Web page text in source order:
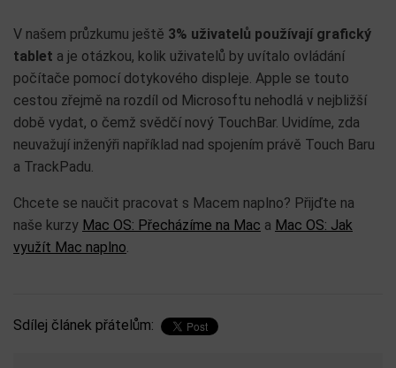
V našem průzkumu ještě 3% uživatelů používají grafický
tablet a je otázkou, kolik uživatelů by uvítalo ovládání
počítače pomocí dotykového displeje. Apple se touto
cestou zřejmě na rozdíl od Microsoftu nehodlá v nejbližší
době vydat, o čemž svědčí nový TouchBar. Uvidíme, zda
neuvažují inženýři například nad spojením právě Touch Baru
a TrackPadu.
Chcete se naučit pracovat s Macem naplno? Přijďte na
naše kurzy Mac OS: Přecházíme na Mac a Mac OS: Jak
využít Mac naplno.
Sdílej článek přátelům: